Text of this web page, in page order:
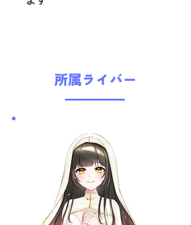
所属ライバー